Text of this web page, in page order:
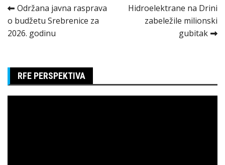
Kretanje
članka
Održana javna rasprava
o budžetu Srebrenice za
2026. godinu
Hidroelektrane na Drini
zabeležile milionski
gubitak
RFE PERSPEKTIVA